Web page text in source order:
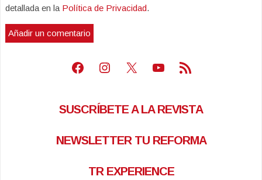
detallada en la Política de Privacidad.
Facebook
Instagram
X Youtube
Feed RSS
SUSCRÍBETE A LA REVISTA
NEWSLETTER TU REFORMA
TR EXPERIENCE